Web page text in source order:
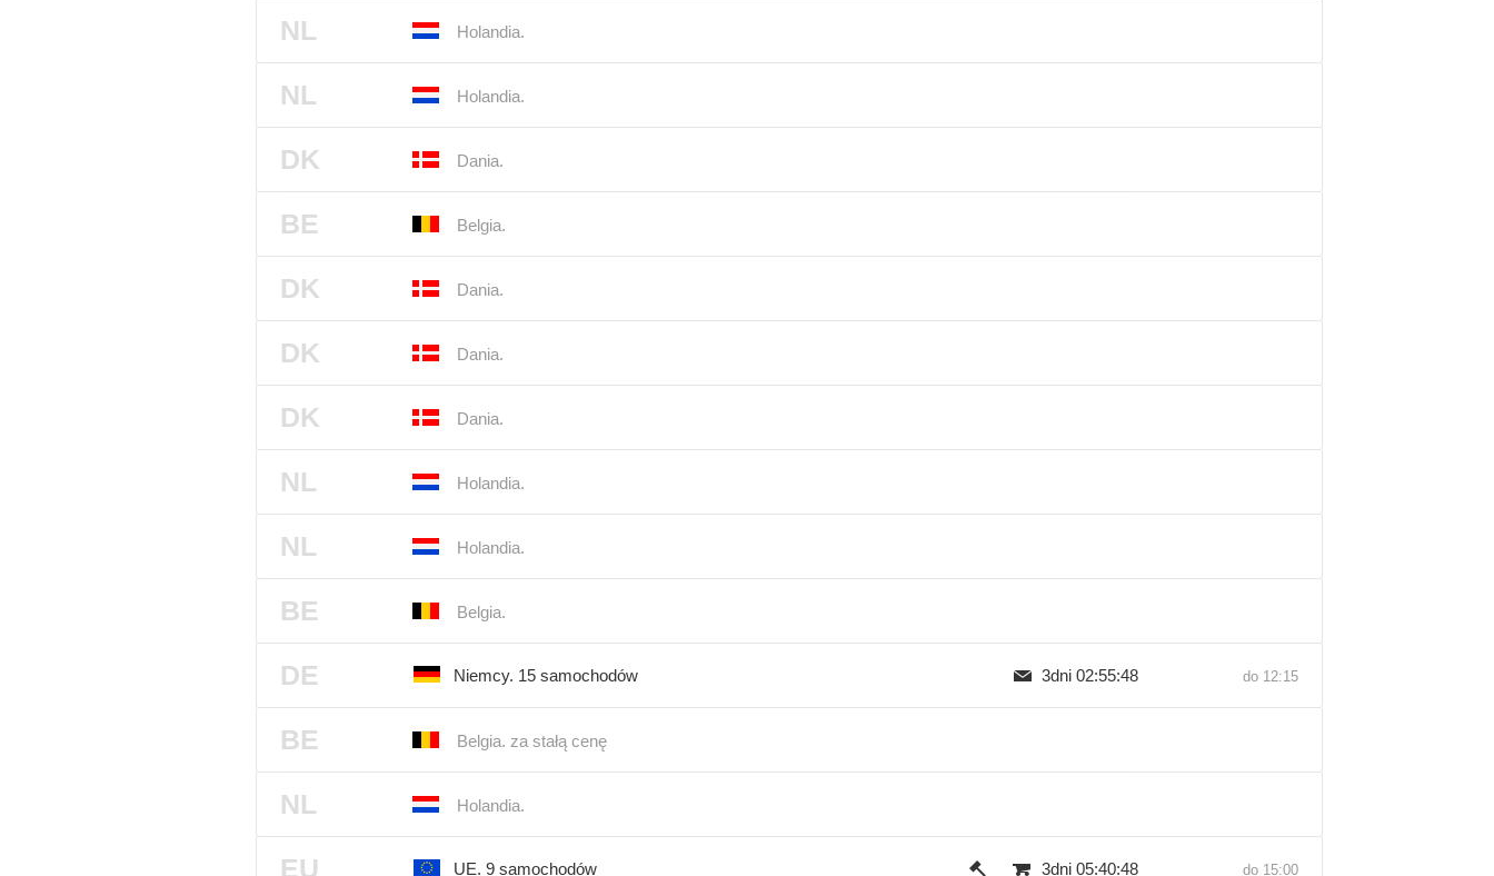
NL Holandia.
NL Holandia.
DK Dania.
BE Belgia.
DK Dania.
DK Dania.
DK Dania.
NL Holandia.
NL Holandia.
BE Belgia.
DE Niemcy. 15 samochodów 3dni 02:55:47 do 12:15
BE Belgia. za stałą cenę
NL Holandia.
EU UE. 9 samochodów 3dni 05:40:47 do 15:00